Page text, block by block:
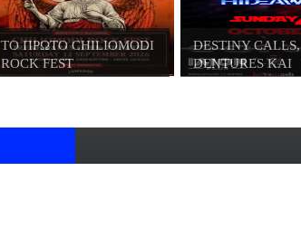
ΤΟ ΠΡΩΤΟ CHILIOMODI
ROCK FEST
DESTINY CALLS,
DENTURES ΚΑΙ
HIDEWAY...